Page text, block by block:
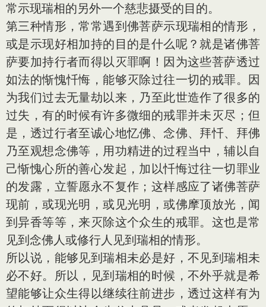
常示现瑞相的另外一个慈悲摄受的目的。
第三种情形，常常遇到佛菩萨示现瑞相的情形，
或是示现好相加持的目的是什么呢？就是诸佛菩
萨要加持行者而得以灭罪啊！因为这些菩萨透过
如法的惭愧忏悔，能够灭除过往一切的戒罪。因
为我们过去无量劫以来，乃至此世造作了很多的
过失，有的时候有许多微细的戒罪并未灭尽；但
是，透过行者至诚心地忆佛、念佛、拜忏、拜佛
乃至观想念佛等，用功精进的过程当中，辅以自
己惭愧心所的善心发起，加以忏悔过往一切罪业
的发露，立誓愿永不复作；这样感应了诸佛菩萨
现前，或现光明，或见光明，或佛摩顶放光，闻
到异香等等，来灭除这个众生的戒罪。这也是常
见到念佛人或修行人见到瑞相的情形。
所以说，能够见到瑞相未必是好，不见到瑞相未
必不好。所以，见到瑞相的时候，不外乎就是希
望能够让众生得以继续往前进步，透过这样有为